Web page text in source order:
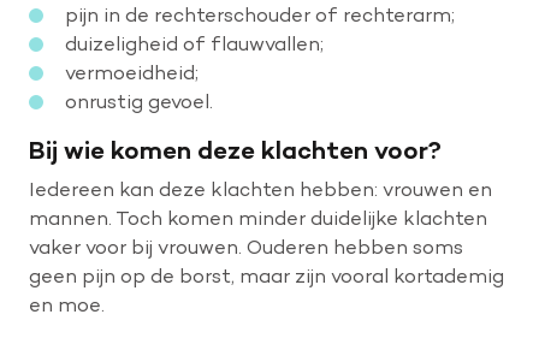
pijn in de rechterschouder of rechterarm;
duizeligheid of flauwvallen;
vermoeidheid;
onrustig gevoel.
Bij wie komen deze klachten voor?
Iedereen kan deze klachten hebben: vrouwen en
mannen. Toch komen minder duidelijke klachten
vaker voor bij vrouwen. Ouderen hebben soms
geen pijn op de borst, maar zijn vooral kortademig
en moe.